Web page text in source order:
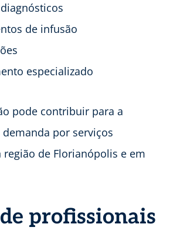
de infusão
especializado
pode contribuir para a
por serviços
região de Florianópolis e em
profissionais